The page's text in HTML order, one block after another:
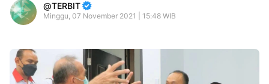
TERBIT
Minggu, 07 November 2021 | 15:48 WIB